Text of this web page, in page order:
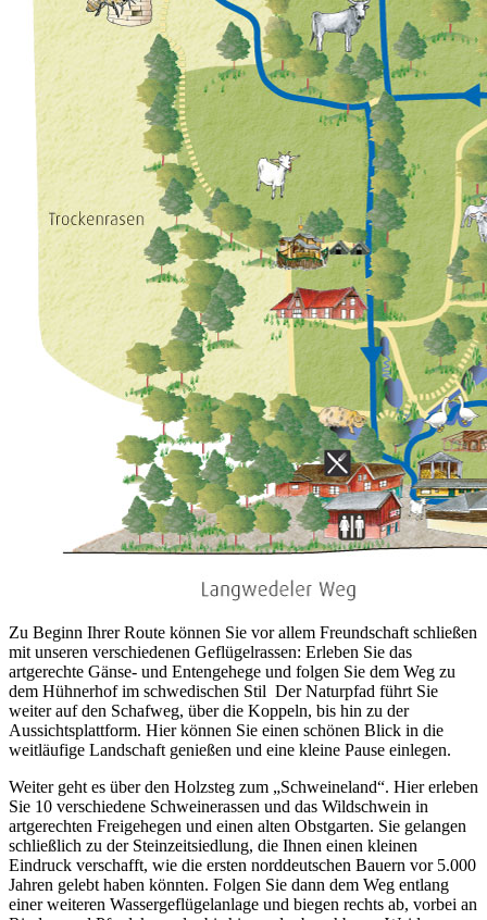
Zu Beginn Ihrer Route können Sie vor allem Freundschaft schließen
mit unseren verschiedenen Geflügelrassen: Erleben Sie das
artgerechte Gänse- und Entengehege und folgen Sie dem Weg zu
dem Hühnerhof im schwedischen Stil Der Naturpfad führt Sie
weiter auf den Schafweg, über die Koppeln, bis hin zu der
Aussichtsplattform. Hier können Sie einen schönen Blick in die
weitläufige Landschaft genießen und eine kleine Pause einlegen.
Weiter geht es über den Holzsteg zum „Schweineland“. Hier erleben
Sie 10 verschiedene Schweinerassen und das Wildschwein in
artgerechten Freigehegen und einen alten Obstgarten. Sie gelangen
schließlich zu der Steinzeitsiedlung, die Ihnen einen kleinen
Eindruck verschafft, wie die ersten norddeutschen Bauern vor 5.000
Jahren gelebt haben könnten. Folgen Sie dann dem Weg entlang
einer weiteren Wassergeflügelanlage und biegen rechts ab, vorbei an